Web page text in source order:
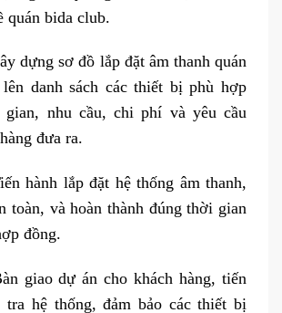
quán bida club.
dựng sơ đồ lắp đặt âm thanh quán
danh sách các thiết bị phù hợp
gian, nhu cầu, chi phí và yêu cầu
đưa ra.
hành lắp đặt hệ thống âm thanh,
toàn, và hoàn thành đúng thời gian
đồng.
giao dự án cho khách hàng, tiến
tra hệ thống, đảm bảo các thiết bị